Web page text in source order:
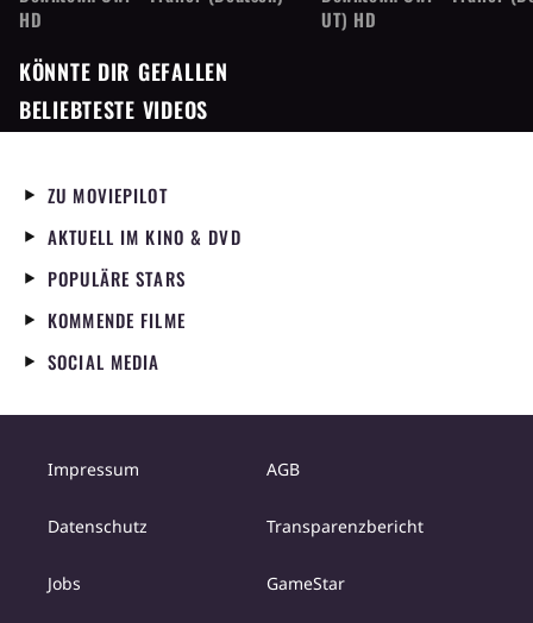
HD
UT) HD
KÖNNTE DIR GEFALLEN
BELIEBTESTE VIDEOS
ZU MOVIEPILOT
AKTUELL IM KINO & DVD
POPULÄRE STARS
KOMMENDE FILME
SOCIAL MEDIA
Impressum AGB
Datenschutz Transparenzbericht
Jobs GameStar